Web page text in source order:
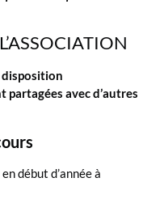
disposition
avec d’autres
début d’année à